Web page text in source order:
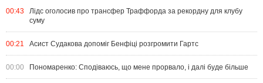
00:43
Лідс оголосив про трансфер Траффорда за рекордну для клубу
суму
00:21 Асист Судакова допоміг Бенфіці розгромити Гартс
00:00 Пономаренко: Сподіваюсь, що мене прорвало, і далі буде більше